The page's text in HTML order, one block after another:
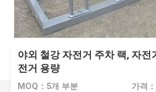
야외 철강 자전거 주차 랙, 자전
전거 용량
MOQ：5개 부분